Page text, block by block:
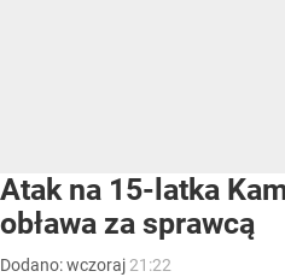
Atak na 15-latka
obława za sprawcą
Dodano:wczoraj 21:22